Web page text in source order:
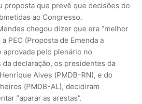
proposta que prevê que decisões do
ao Congresso.
chegou dizer que era “melhor
a PEC (Proposta de Emenda a
aprovada pelo plenário no
declaração, os presidentes da
Alves (PMDB-RN), e do
(PMDB-AL), decidiram
“aparar as arestas”.